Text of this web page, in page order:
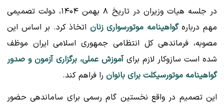
در جلسه هیات وزیران در تاریخ ۸ بهمن ۱۴۰۴، دولت تصمیمی
مهم دربارهگواهینامه موتورسواری زنان اتخاذ کرد. بر اساس این
مصوبه، فرماندهی کل انتظامی جمهوری اسلامی ایران موظف
شده است سازوکار لازم برای آموزش عملی، برگزاری آزمون و صدور
گواهینامه موتورسیکلت برای بانوان را فراهم کند.
این تصمیم در واقع نخستین گام رسمی برای ساماندهی حضور